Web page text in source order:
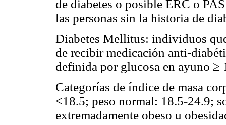
de diabetes o posible ERC o
las personas sin la historia de
Diabetes Mellitus: individuos
de recibir medicación anti-
definida por glucosa en ayuno ≥
Categorías de índice de masa
<18.5; peso normal: 18.5-24.9;
extremadamente obeso u